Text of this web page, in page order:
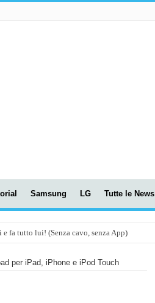
Samsung LG Tutte le News
fa tutto lui! (Senza cavo, senza App)
per iPad, iPhone e iPod Touch